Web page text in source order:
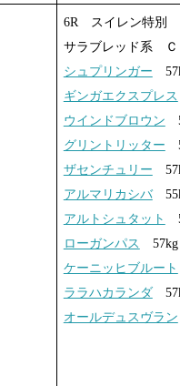
6R スイレン特別
サラブレッド系
シュプリンガー
ギンガエクスプレス
ウインドブロウン
グリントリッター
ザセンチュリー
アルマリカシバ
アルトシュタット
ローガンパス
57kg
ケーニッヒブルート
ララハカランダ
オールデュスヴラン